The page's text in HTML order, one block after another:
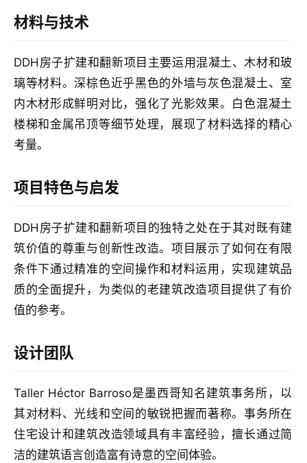
材料与技术
DDH房子扩建和翻新项目主要运用混凝土、木材和玻
璃等材料。深棕色近乎黑色的外墙与灰色混凝土、室
内木材形成鲜明对比，强化了光影效果。白色混凝土
楼梯和金属吊顶等细节处理，展现了材料选择的精心
考量。
项目特色与启发
DDH房子扩建和翻新项目的独特之处在于其对既有建
筑价值的尊重与创新性改造。项目展示了如何在有限
条件下通过精准的空间操作和材料运用，实现建筑品
质的全面提升，为类似的老建筑改造项目提供了有价
值的参考。
设计团队
Taller Héctor Barroso是墨西哥知名建筑事务所，以
其对材料、光线和空间的敏锐把握而著称。事务所在
住宅设计和建筑改造领域具有丰富经验，擅长通过简
洁的建筑语言创造富有诗意的空间体验。